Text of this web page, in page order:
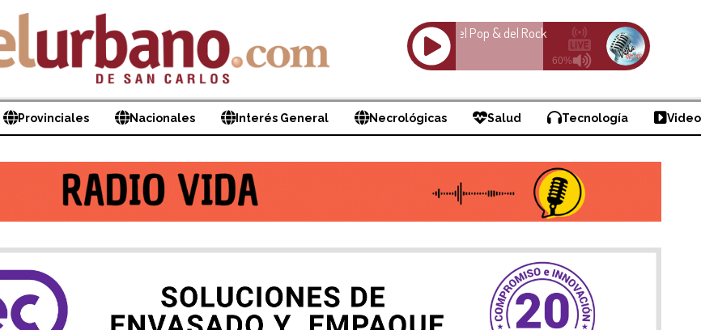
Provinciales Nacionales Interés General Necrológicas Salud Tecnología